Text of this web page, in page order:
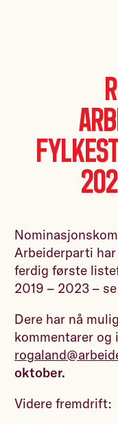
Arbeiderparti
ferdig første
2019 – 2023 –
Dere har nå
kommentarer
oktober.
Videre fremdrift: